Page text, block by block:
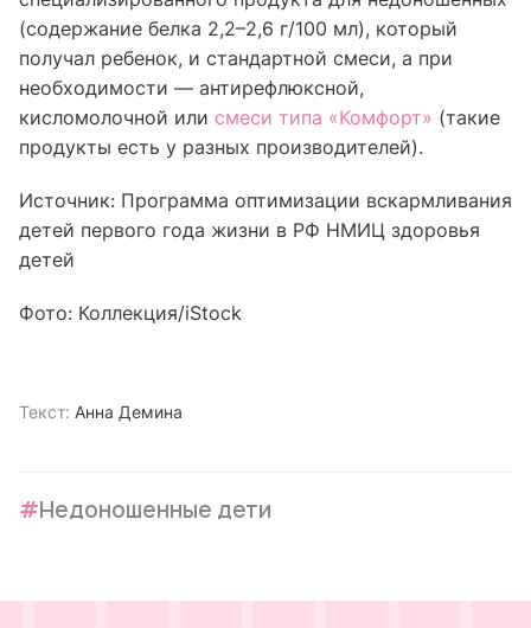
(содержание белка 2,2–2,6 г/100 мл), который
получал ребенок, и стандартной смеси, а при
необходимости — антирефлюксной,
кисломолочной или смеси типа «Комфорт» (такие
продукты есть у разных производителей).
Источник: Программа оптимизации вскармливания
детей первого года жизни в РФ НМИЦ здоровья
детей
Фото: Коллекция/iStock
Текст: Анна Демина
Недоношенные дети